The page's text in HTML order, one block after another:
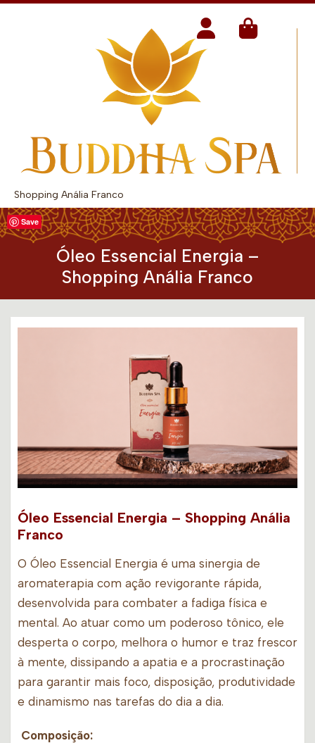
Shopping Anália Franco
Óleo Essencial Energia –
Shopping Anália Franco
Save
Óleo Essencial Energia – Shopping Anália
Franco
O Óleo Essencial Energia é uma sinergia de
aromaterapia com ação revigorante rápida,
desenvolvida para combater a fadiga física e
mental. Ao atuar como um poderoso tônico, ele
desperta o corpo, melhora o humor e traz frescor
à mente, dissipando a apatia e a procrastinação
para garantir mais foco, disposição, produtividade
e dinamismo nas tarefas do dia a dia.
Composição: